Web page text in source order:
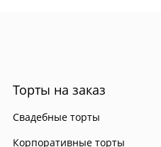
Торты на заказ
Свадебные торты
Корпоративные торты